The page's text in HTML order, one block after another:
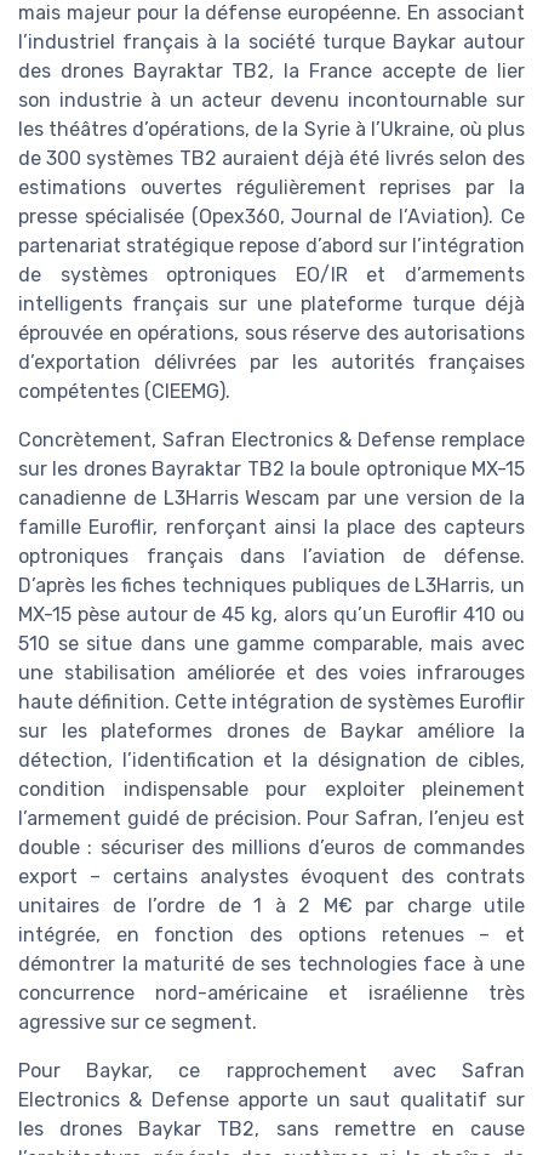
mais majeur pour la défense européenne. En associant
l’industriel français à la société turque Baykar autour
des drones Bayraktar TB2, la France accepte de lier
son industrie à un acteur devenu incontournable sur
les théâtres d’opérations, de la Syrie à l’Ukraine, où plus
de 300 systèmes TB2 auraient déjà été livrés selon des
estimations ouvertes régulièrement reprises par la
presse spécialisée (Opex360, Journal de l’Aviation). Ce
partenariat stratégique repose d’abord sur l’intégration
de systèmes optroniques EO/IR et d’armements
intelligents français sur une plateforme turque déjà
éprouvée en opérations, sous réserve des autorisations
d’exportation délivrées par les autorités françaises
compétentes (CIEEMG).
Concrètement, Safran Electronics & Defense remplace
sur les drones Bayraktar TB2 la boule optronique MX-15
canadienne de L3Harris Wescam par une version de la
famille Euroflir, renforçant ainsi la place des capteurs
optroniques français dans l’aviation de défense.
D’après les fiches techniques publiques de L3Harris, un
MX-15 pèse autour de 45 kg, alors qu’un Euroflir 410 ou
510 se situe dans une gamme comparable, mais avec
une stabilisation améliorée et des voies infrarouges
haute définition. Cette intégration de systèmes Euroflir
sur les plateformes drones de Baykar améliore la
détection, l’identification et la désignation de cibles,
condition indispensable pour exploiter pleinement
l’armement guidé de précision. Pour Safran, l’enjeu est
double : sécuriser des millions d’euros de commandes
export – certains analystes évoquent des contrats
unitaires de l’ordre de 1 à 2 M€ par charge utile
intégrée, en fonction des options retenues – et
démontrer la maturité de ses technologies face à une
concurrence nord-américaine et israélienne très
agressive sur ce segment.
Pour Baykar, ce rapprochement avec Safran
Electronics & Defense apporte un saut qualitatif sur
les drones Baykar TB2, sans remettre en cause